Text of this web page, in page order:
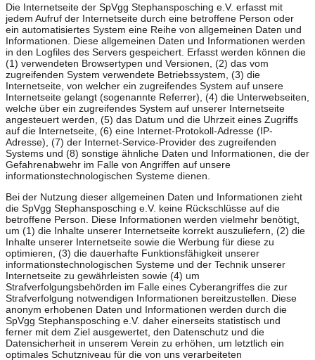
Die Internetseite der SpVgg Stephansposching e.V. erfasst mit
jedem Aufruf der Internetseite durch eine betroffene Person oder
ein automatisiertes System eine Reihe von allgemeinen Daten und
Informationen. Diese allgemeinen Daten und Informationen werden
in den Logfiles des Servers gespeichert. Erfasst werden können die
(1) verwendeten Browsertypen und Versionen, (2) das vom
zugreifenden System verwendete Betriebssystem, (3) die
Internetseite, von welcher ein zugreifendes System auf unsere
Internetseite gelangt (sogenannte Referrer), (4) die Unterwebseiten,
welche über ein zugreifendes System auf unserer Internetseite
angesteuert werden, (5) das Datum und die Uhrzeit eines Zugriffs
auf die Internetseite, (6) eine Internet-Protokoll-Adresse (IP-
Adresse), (7) der Internet-Service-Provider des zugreifenden
Systems und (8) sonstige ähnliche Daten und Informationen, die der
Gefahrenabwehr im Falle von Angriffen auf unsere
informationstechnologischen Systeme dienen.
Bei der Nutzung dieser allgemeinen Daten und Informationen zieht
die SpVgg Stephansposching e.V. keine Rückschlüsse auf die
betroffene Person. Diese Informationen werden vielmehr benötigt,
um (1) die Inhalte unserer Internetseite korrekt auszuliefern, (2) die
Inhalte unserer Internetseite sowie die Werbung für diese zu
optimieren, (3) die dauerhafte Funktionsfähigkeit unserer
informationstechnologischen Systeme und der Technik unserer
Internetseite zu gewährleisten sowie (4) um
Strafverfolgungsbehörden im Falle eines Cyberangriffes die zur
Strafverfolgung notwendigen Informationen bereitzustellen. Diese
anonym erhobenen Daten und Informationen werden durch die
SpVgg Stephansposching e.V. daher einerseits statistisch und
ferner mit dem Ziel ausgewertet, den Datenschutz und die
Datensicherheit in unserem Verein zu erhöhen, um letztlich ein
optimales Schutzniveau für die von uns verarbeiteten